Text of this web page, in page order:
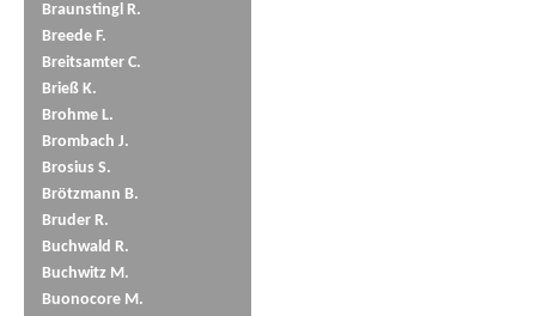
Braunstingl R.
Breede F.
Breitsamter C.
Brieß K.
Brohme L.
Brombach J.
Brosius S.
Brötzmann B.
Bruder R.
Buchwald R.
Buchwitz M.
Buonocore M.